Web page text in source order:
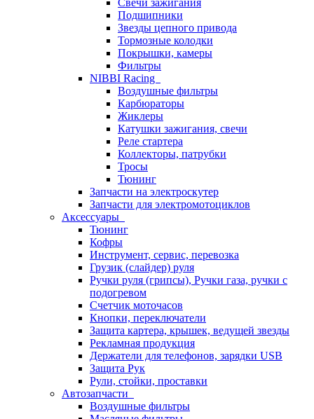
Свечи зажигания
Подшипники
Звезды цепного привода
Тормозные колодки
Покрышки, камеры
Фильтры
NIBBI Racing
Воздушные фильтры
Карбюраторы
Жиклеры
Катушки зажигания, свечи
Реле стартера
Коллекторы, патрубки
Тросы
Тюнинг
Запчасти на электроскутер
Запчасти для электромотоциклов
Аксессуары
Тюнинг
Кофры
Инструмент, сервис, перевозка
Грузик (слайдер) руля
Ручки руля (грипсы), Ручки газа, ручки с
подогревом
Счетчик моточасов
Кнопки, переключатели
Защита картера, крышек, ведущей звезды
Рекламная продукция
Держатели для телефонов, зарядки USB
Защита Рук
Рули, стойки, проставки
Автозапчасти
Воздушные фильтры